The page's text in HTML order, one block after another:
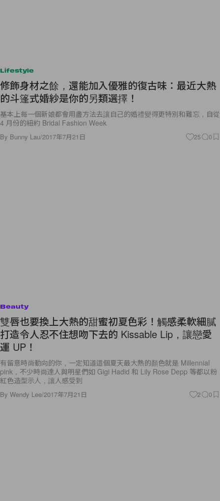
Lifestyle
修飾身材之餘，還能加入優雅的復古味：最近大熱
的斗篷式婚紗是你的另類選擇！
基本上每一個新娘都會用盡方法去讓自己的婚禮變得更特別和難忘，自從
4 月份的紐約 Bridal Fashion Week
By Bunny Lau/2017年7月21日 25 0
Beauty
雙唇也要換上大熱的甜蜜初夏色彩！觸感柔軟細膩
打造令人忍不住想吻下去的 Kissable Lip，讓戀愛
運 UP！
有留意時尚動向的你，一定知道這個夏天最大熱的顏色就是 Millennial
pink，不少時尚達人與明星們如 Gigi Hadid 和 Lily Rose Depp 等都以粉
紅色造型示人，讓人感受到
By Wendy Lee/2017年7月21日 2 0